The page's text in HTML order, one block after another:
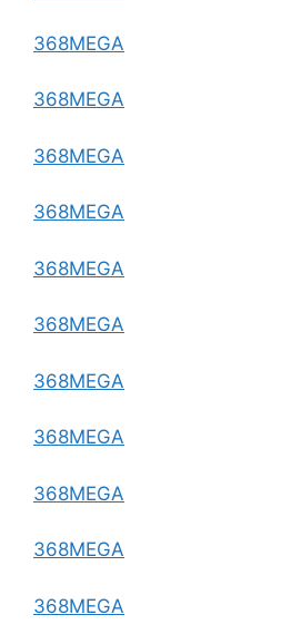
368MEGA
368MEGA
368MEGA
368MEGA
368MEGA
368MEGA
368MEGA
368MEGA
368MEGA
368MEGA
368MEGA